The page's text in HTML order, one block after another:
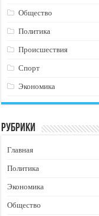
Общество
Политика
Происшествия
Спорт
Экономика
Рубрики
Главная
Политика
Экономика
Общество